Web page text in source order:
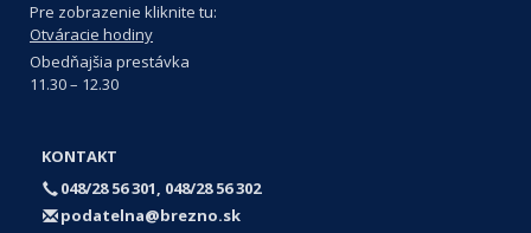
Pre zobrazenie kliknite tu:
Otváracie hodiny
Obedňajšia prestávka
11.30 – 12.30
KONTAKT
048/28 56 301, 048/28 56 302
podatelna@brezno.sk